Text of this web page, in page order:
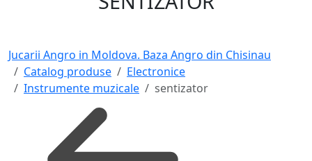
Jucarii Angro in Moldova. Baza Angro din Chisinau
Catalog produse
Electronice
Instrumente muzicale
sentizator